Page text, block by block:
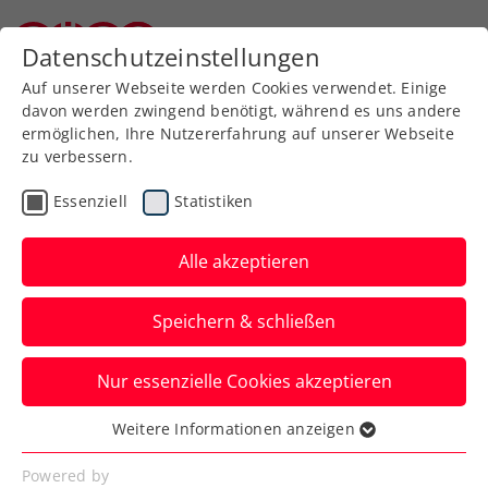
Zurück zur Newsübersicht
Davis Cup
Davis Cup: Österreich
gegen Finnland in
stärkstmöglicher
Besetzung
Jurij Rodionov, Lukas Neumayer, Filip
Misolic, Lucas Miedler und Alexander
Erler bilden das ÖTV-Team.
Datenschutzeinstellungen
Auf unserer Webseite werden Cookies verwendet. Einige
davon werden zwingend benötigt, während es uns andere
ermöglichen, Ihre Nutzererfahrung auf unserer Webseite
zu verbessern.
Essenziell Statistiken
Alle akzeptieren
Speichern & schließen
Nur essenzielle Cookies akzeptieren
Essenziell
Essenzielle Cookies werden für grundlegende
Weitere Informationen anzeigen
Powered by